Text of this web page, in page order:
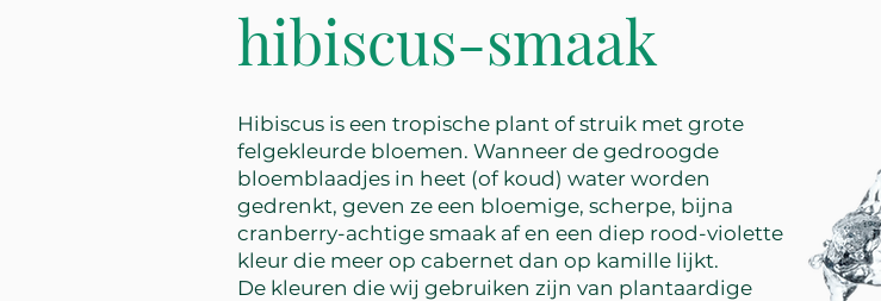
hibiscus-smaak
Hibiscus is een tropische plant of struik met grote
felgekleurde bloemen. Wanneer de gedroogde
bloemblaadjes in heet (of koud) water worden
gedrenkt, geven ze een bloemige, scherpe, bijna
cranberry-achtige smaak af en een diep rood-violette
kleur die meer op cabernet dan op kamille lijkt.
De kleuren die wij gebruiken zijn van plantaardige